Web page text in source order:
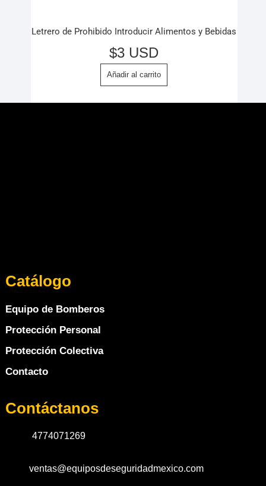
Letrero de Prohibido Introducir Alimentos y Bebidas
$3 USD
Añadir al carrito
Catálogo
Equipo de Bomberos
Protección Personal
Protección Colectiva
Contacto
Contáctanos
4774071269
ventas@equiposdeseguridadmexico.com